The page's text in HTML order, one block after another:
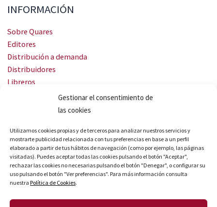
Gestionar el consentimiento de
las cookies
Utilizamos cookies propias y de terceros para analizar nuestros servicios y
mostrarte publicidad relacionada con tus preferencias en base a un perfil
elaborado a partir de tus hábitos de navegación (como por ejemplo, las páginas
visitadas). Puedes aceptar todas las cookies pulsando el botón "Aceptar",
rechazar las cookies no necesarias pulsando el botón "Denegar", o configurar su
uso pulsando el botón "Ver preferencias". Para más información consulta
nuestra Política de Cookies.
INFORMACIÓN
Sobre Quares
Editores
Distribución a demanda
Distribuidores
Libreros
Servicio Landingweb
Crea tu audiobook